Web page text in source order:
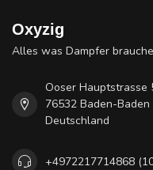
Oxyzig
Alles was Dampfer
Ooser Hauptstrasse
76532 Baden-Baden
Deutschland
+4972217714868